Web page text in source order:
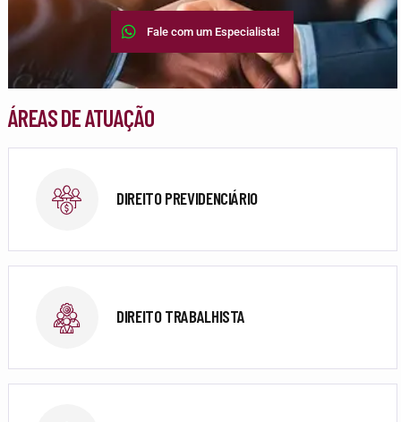
Fale com um Especialista!
ÁREAS DE ATUAÇÃO
DIREITO PREVIDENCIÁRIO
DIREITO TRABALHISTA